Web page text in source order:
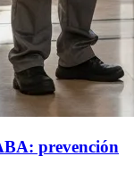
prevención